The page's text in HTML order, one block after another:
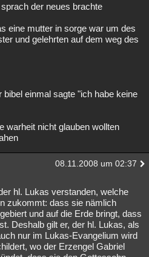
der neues brachte
eine mutter in sorge war um des
und gelehrten auf dem weg des
einmal sagte "ich habe keine
warheit nicht glauben wollten
08.11.2008 um 02:37
hl. Lukas verstanden, welche
zukommt: dass sie nämlich
und auf die Erde bringt, dass
Deshalb gilt er, der hl. Lukas, als
nur im Lukas-Evangelium wird
wo der Erzengel Gabriel